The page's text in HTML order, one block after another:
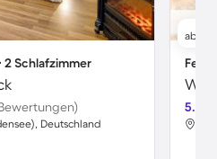
2 Schlafzimmer
Deutschland
ab
5.0